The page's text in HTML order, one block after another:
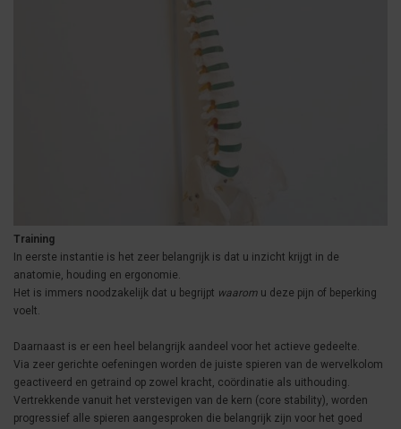
Training
In eerste instantie is het zeer belangrijk is dat u inzicht krijgt in de
anatomie, houding en ergonomie.
Het is immers noodzakelijk dat u begrijpt waarom u deze pijn of beperking
voelt.
Daarnaast is er een heel belangrijk aandeel voor het actieve gedeelte.
Via zeer gerichte oefeningen worden de juiste spieren van de wervelkolom
geactiveerd en getraind op zowel kracht, coördinatie als uithouding.
Vertrekkende vanuit het verstevigen van de kern (core stability), worden
progressief alle spieren aangesproken die belangrijk zijn voor het goed